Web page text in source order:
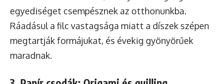
egyediséget csempésznek az otthonunkba.
Ráadásul a filc vastagsága miatt a díszek szépen
megtartják formájukat, és évekig gyönyörűek
maradnak.